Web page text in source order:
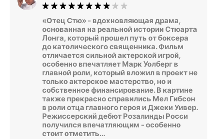
«Отец Стю» - вдохновляющая драма,
основанная на реальной истории Стюарта
Лонга, который прошел путь от боксера
до католического священника. Фильм
отличается сильной актерской игрой,
особенно впечатляет Марк Уолберг в
главной роли, который вложил в проект не
только актерское мастерство, но и
собственное финансирование. В картине
также прекрасно справились Мел Гибсон
в роли отца главного героя и Джеки Уивер.
Режиссерский дебют Розалинды Росси
получился впечатляющим - особенно
стоит отметить...